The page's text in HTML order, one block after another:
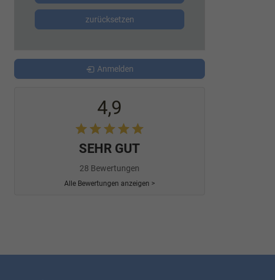
zurücksetzen
Anmelden
4,9
SEHR GUT
28 Bewertungen
Alle Bewertungen anzeigen >